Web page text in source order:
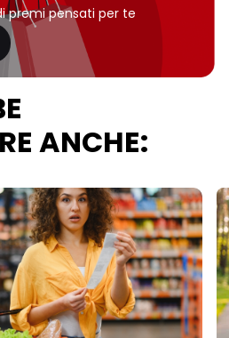
premi pensati per te
ANCHE: